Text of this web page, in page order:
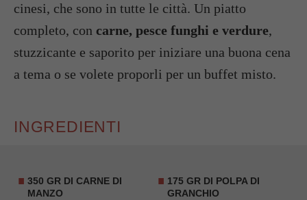
cinesi, che sono in tutte le città. Un piatto
completo, con carne, pesce funghi e verdure,
stuzzicante e saporito per iniziare una buona cena
a tema o se volete proporli per un buffet misto.
INGREDIENTI
350 GR DI CARNE DI
MANZO
175 GR DI POLPA DI
GRANCHIO